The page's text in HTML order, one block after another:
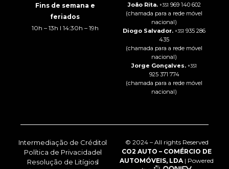
Fins de semana e
feriados
10h – 13h I 14:30h – 19h
João Rita. +351 969 140 602
(chamada para a rede móvel
nacional)
Diogo Salvador. +351 935 286
435
(chamada para a rede móvel
nacional)
Jorge Gonçalves. +351
925 371 774
(chamada para a rede móvel
nacional)
© 2024 – All rights Reserved
CO2 AUTO – COMÉRCIO DE
AUTOMÓVEIS, LDA | Powered
Intermediação de Crédito
Política de Privacidade
Resolução de Litígios